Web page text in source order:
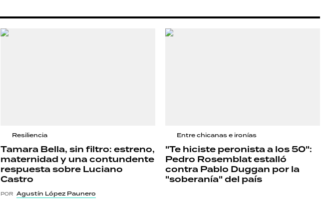
Resiliencia
Tamara Bella, sin filtro: estreno,
maternidad y una contundente
respuesta sobre Luciano
Castro
POR Agustín López Paunero
Entre chicanas e ironías
"Te hiciste peronista a los 50":
Pedro Rosemblat estalló
contra Pablo Duggan por la
"soberanía" del país